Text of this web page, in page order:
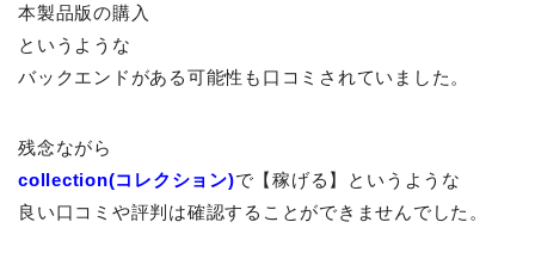
本製品版の購入
というような
バックエンドがある可能性も口コミされていました。
残念ながら
collection(コレクション)で【稼げる】というような
良い口コミや評判は確認することができませんでした。